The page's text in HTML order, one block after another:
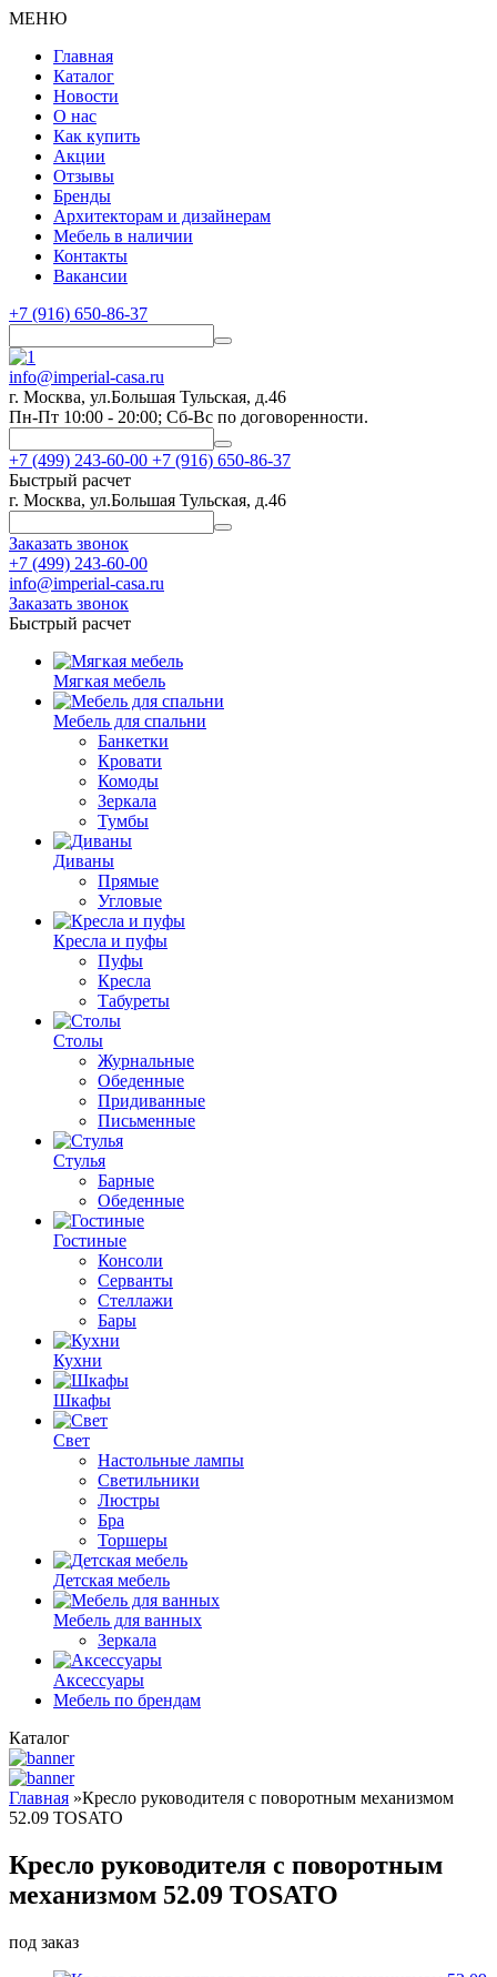
МЕНЮ
Главная
Каталог
Новости
О нас
Как купить
Акции
Отзывы
Бренды
Архитекторам и дизайнерам
Мебель в наличии
Контакты
Вакансии
+7 (916) 650-86-37
info@imperial-casa.ru
г. Москва, ул.Большая Тульская, д.46
Пн-Пт 10:00 - 20:00; Сб-Вс по договоренности.
+7 (499) 243-60-00 +7 (916) 650-86-37
Быстрый расчет
г. Москва, ул.Большая Тульская, д.46
Заказать звонок
+7 (499) 243-60-00
info@imperial-casa.ru
Заказать звонок
Быстрый расчет
Мягкая мебель
Мебель для спальни
Банкетки
Кровати
Комоды
Зеркала
Тумбы
Диваны
Прямые
Угловые
Кресла и пуфы
Пуфы
Кресла
Табуреты
Столы
Журнальные
Обеденные
Придиванные
Письменные
Стулья
Барные
Обеденные
Гостиные
Консоли
Серванты
Стеллажи
Бары
Кухни
Шкафы
Свет
Настольные лампы
Светильники
Люстры
Бра
Торшеры
Детская мебель
Мебель для ванных
Зеркала
Аксессуары
Мебель по брендам
Каталог
Главная »Кресло руководителя с поворотным механизмом
52.09 TOSATO
Кресло руководителя с поворотным
механизмом 52.09 TOSATO
под заказ